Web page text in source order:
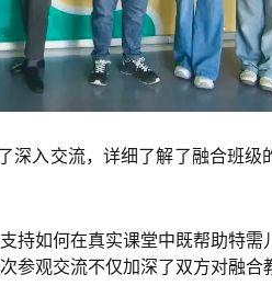
深入交流，详细了解了融合班级
持如何在真实课堂中既帮助特
参观交流不仅加深了双方对融